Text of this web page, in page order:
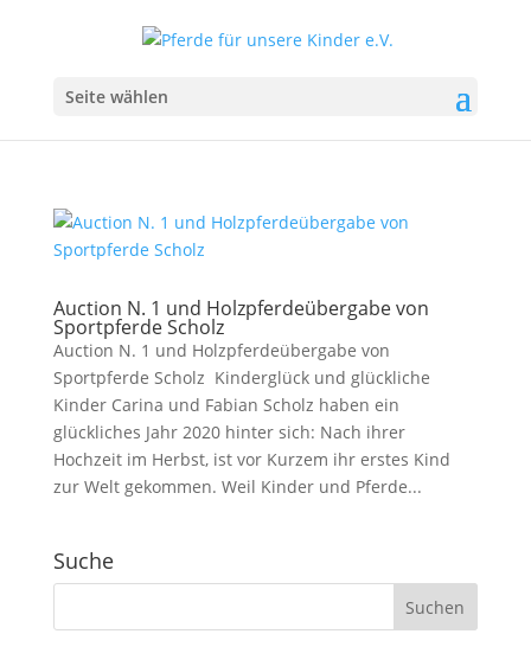
Seite wählen
Auction N. 1 und Holzpferdeübergabe von
Sportpferde Scholz
Auction N. 1 und Holzpferdeübergabe von
Sportpferde Scholz Kinderglück und glückliche
Kinder Carina und Fabian Scholz haben ein
glückliches Jahr 2020 hinter sich: Nach ihrer
Hochzeit im Herbst, ist vor Kurzem ihr erstes Kind
zur Welt gekommen. Weil Kinder und Pferde...
Suche